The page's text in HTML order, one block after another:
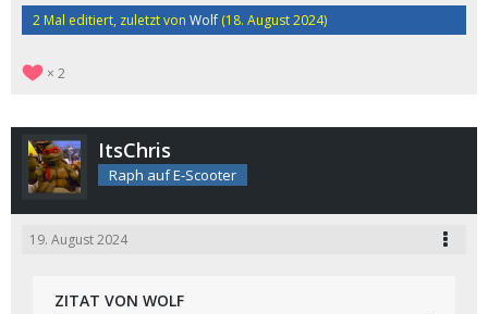
2 Mal editiert, zuletzt von Wolf (18. August 2024)
2
ItsChris
Raph auf E-Scooter
19. August 2024
ZITAT VON WOLF